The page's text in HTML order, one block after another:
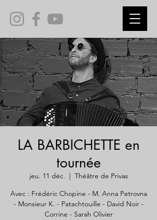
LA BARBICHETTE en
tournée
jeu. 11 déc.
  |
Théâtre de Privas
Avec : Frédéric Chopine - M. Anna Petrovna
- Monsieur K. - Patachtouille - David Noir -
Corrine - Sarah Olivier